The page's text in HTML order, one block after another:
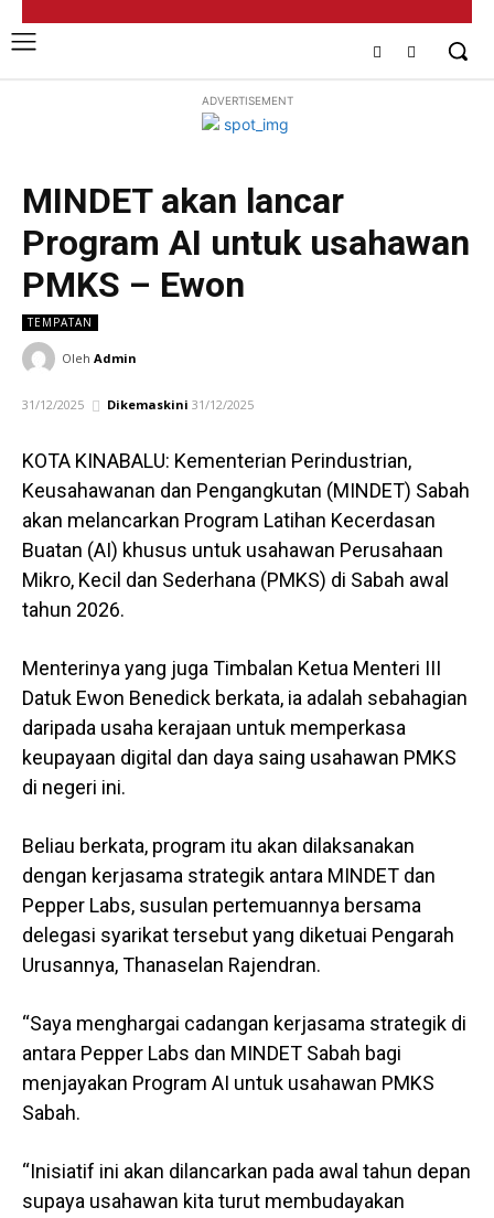
ADVERTISEMENT
MINDET akan lancar
Program AI untuk usahawan
PMKS – Ewon
TEMPATAN
Oleh Admin
31/12/2025 Dikemaskini 31/12/2025
KOTA KINABALU: Kementerian Perindustrian,
Keusahawanan dan Pengangkutan (MINDET) Sabah
akan melancarkan Program Latihan Kecerdasan
Buatan (AI) khusus untuk usahawan Perusahaan
Mikro, Kecil dan Sederhana (PMKS) di Sabah awal
tahun 2026.
Menterinya yang juga Timbalan Ketua Menteri III
Datuk Ewon Benedick berkata, ia adalah sebahagian
daripada usaha kerajaan untuk memperkasa
keupayaan digital dan daya saing usahawan PMKS
di negeri ini.
Beliau berkata, program itu akan dilaksanakan
dengan kerjasama strategik antara MINDET dan
Pepper Labs, susulan pertemuannya bersama
delegasi syarikat tersebut yang diketuai Pengarah
Urusannya, Thanaselan Rajendran.
“Saya menghargai cadangan kerjasama strategik di
antara Pepper Labs dan MINDET Sabah bagi
menjayakan Program AI untuk usahawan PMKS
Sabah.
“Inisiatif ini akan dilancarkan pada awal tahun depan
supaya usahawan kita turut membudayakan